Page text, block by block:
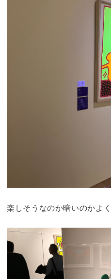
楽しそうなのか暗いのかよ